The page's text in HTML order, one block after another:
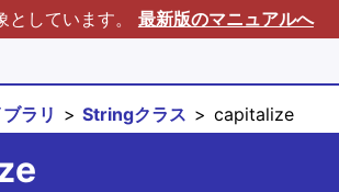
しています。 最新版のマニュアルへ
ラリ Stringクラス capitalize